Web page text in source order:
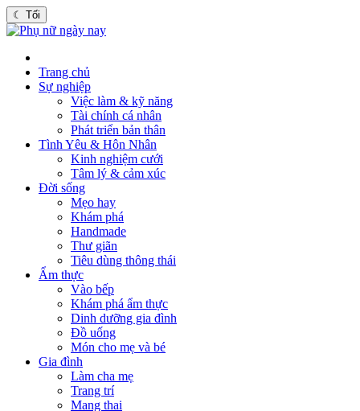
☾ Tối
Trang chủ
Sự nghiệp
Việc làm & kỹ năng
Tài chính cá nhân
Phát triển bản thân
Tình Yêu & Hôn Nhân
Kinh nghiệm cưới
Tâm lý & cảm xúc
Đời sống
Mẹo hay
Khám phá
Handmade
Thư giãn
Tiêu dùng thông thái
Ẩm thực
Vào bếp
Khám phá ẩm thực
Dinh dưỡng gia đình
Đồ uống
Món cho mẹ và bé
Gia đình
Làm cha mẹ
Trang trí
Mang thai